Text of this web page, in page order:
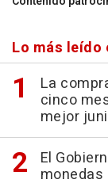
Lo más leído
La
cinco
mejor
El